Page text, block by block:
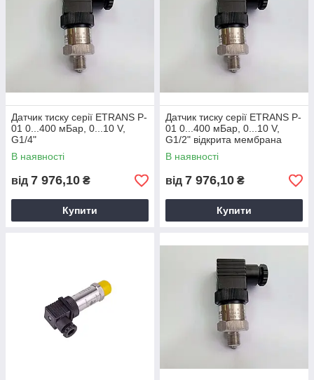
Датчик тиску серії ETRANS P-
01 0...400 мБар, 0...10 V,
G1/4"
В наявності
від 7 976,10 ₴
Купити
Датчик тиску серії ETRANS P-
01 0...400 мБар, 0...10 V,
G1/2" відкрита мембрана
В наявності
від 7 976,10 ₴
Купити